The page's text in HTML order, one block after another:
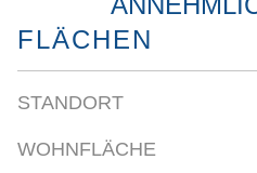
FLÄCHEN
STANDORT
WOHNFLÄCHE